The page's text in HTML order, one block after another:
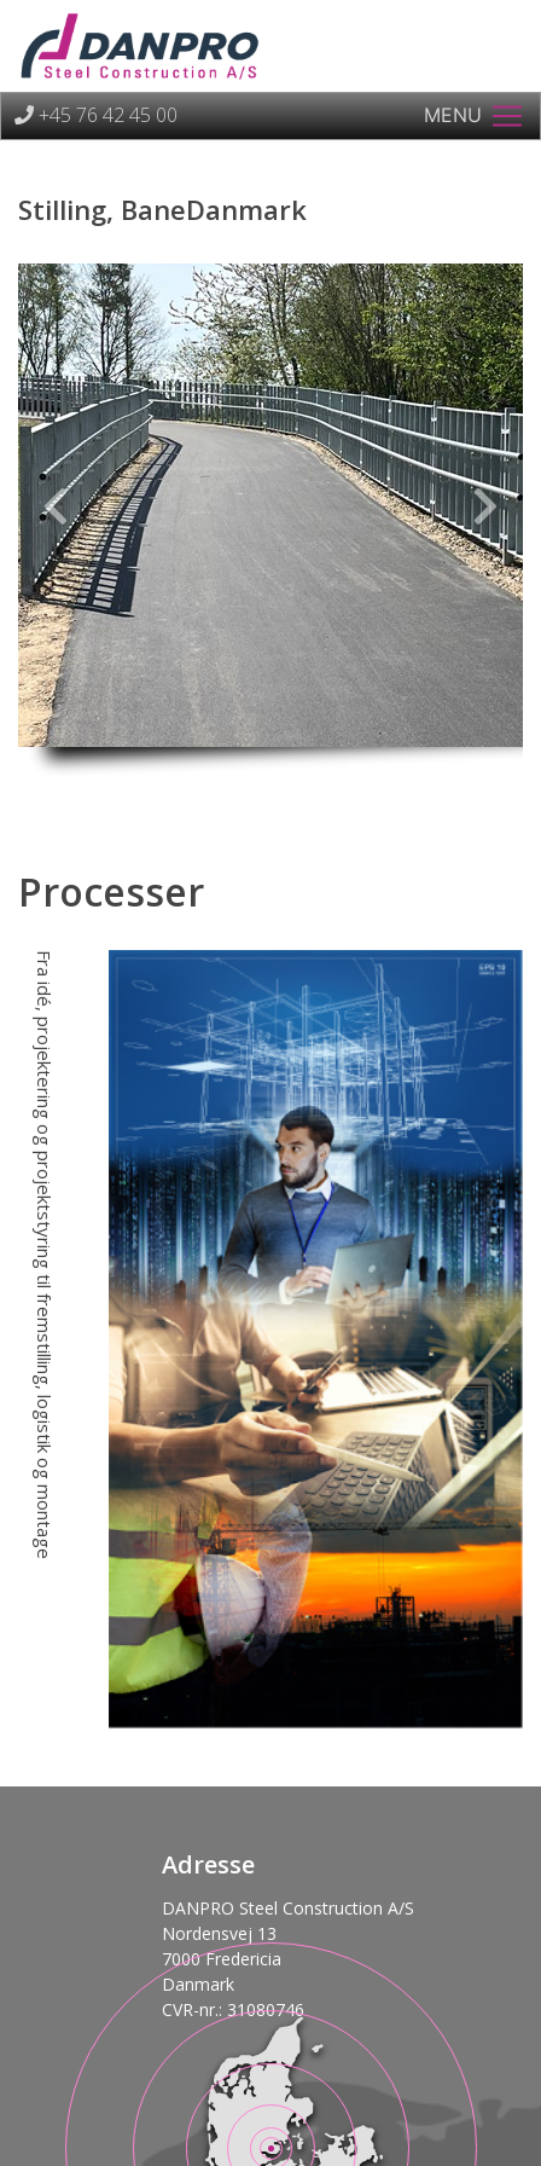
+45 76 42 45 00 MENU
Stilling, BaneDanmark
Previous Next
Processer
Fra idé, projektering og projektstyring til fremstilling, logistik og montage
Adresse
DANPRO Steel Construction A/S
Nordensvej 13
7000 Fredericia
Danmark
CVR-nr.: 31080746